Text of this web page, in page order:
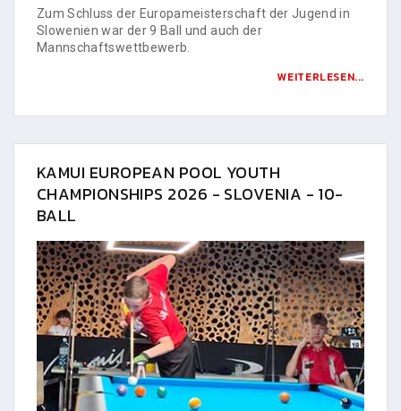
Zum Schluss der Europameisterschaft der Jugend in
Slowenien war der 9 Ball und auch der
Mannschaftswettbewerb.
WEITERLESEN...
KAMUI EUROPEAN POOL YOUTH
CHAMPIONSHIPS 2026 - SLOVENIA - 10-
BALL